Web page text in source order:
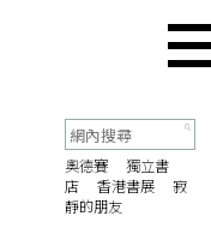
奧德賽
獨立書
店
香港書展
寂
靜的朋友